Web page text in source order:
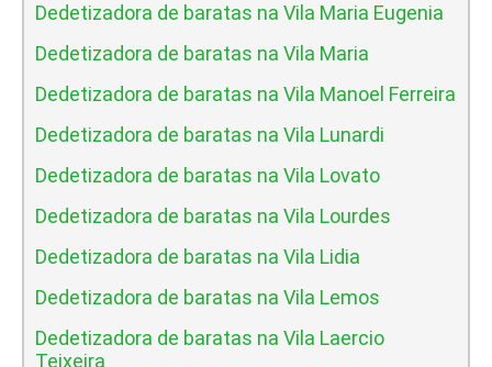
Dedetizadora de baratas na Vila Maria Eugenia
Dedetizadora de baratas na Vila Maria
Dedetizadora de baratas na Vila Manoel Ferreira
Dedetizadora de baratas na Vila Lunardi
Dedetizadora de baratas na Vila Lovato
Dedetizadora de baratas na Vila Lourdes
Dedetizadora de baratas na Vila Lidia
Dedetizadora de baratas na Vila Lemos
Dedetizadora de baratas na Vila Laercio
Teixeira